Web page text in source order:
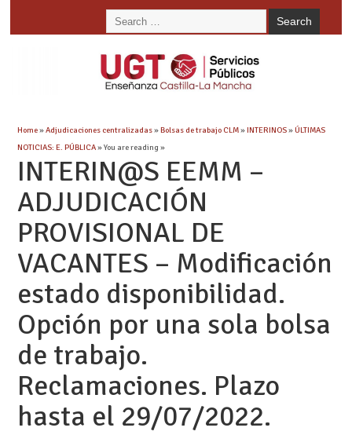
Home»Adjudicaciones centralizadas»Bolsas de trabajo CLM»INTERINOS»ÚLTIMAS
NOTICIAS: E. PÚBLICA» You are reading »
INTERIN@S EEMM –
ADJUDICACIÓN
PROVISIONAL DE
VACANTES – Modificación
estado disponibilidad.
Opción por una sola bolsa
de trabajo.
Reclamaciones. Plazo
hasta el 29/07/2022.